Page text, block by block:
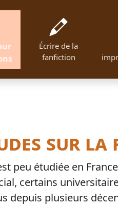
Écrire de la
fanfiction
sur
peu étudiée en
certains
depuis plusieurs